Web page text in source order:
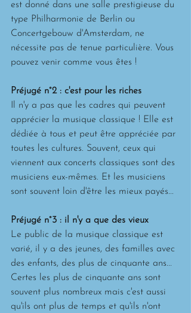
est donné dans une salle prestigieuse du
type Philharmonie de Berlin ou
Concertgebouw d'Amsterdam, ne
nécessite pas de tenue particulière. Vous
pouvez venir comme vous êtes !
Préjugé n°2 : c'est pour les riches
Il n'y a pas que les cadres qui peuvent
apprécier la musique classique ! Elle est
dédiée à tous et peut être appréciée par
toutes les cultures. Souvent, ceux qui
viennent aux concerts classiques sont des
musiciens eux-mêmes. Et les musiciens
sont souvent loin d'être les mieux payés...
Préjugé n°3 : il n'y a que des vieux
Le public de la musique classique est
varié, il y a des jeunes, des familles avec
des enfants, des plus de cinquante ans...
Certes les plus de cinquante ans sont
souvent plus nombreux mais c'est aussi
qu'ils ont plus de temps et qu'ils n'ont